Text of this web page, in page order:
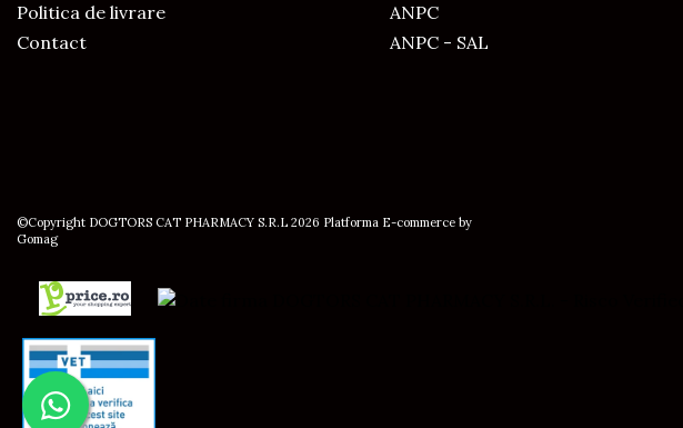
Politica de livrare
Contact
ANPC
ANPC - SAL
©Copyright DOGTORS CAT PHARMACY S.R.L 2026 Platforma E-commerce by
Gomag